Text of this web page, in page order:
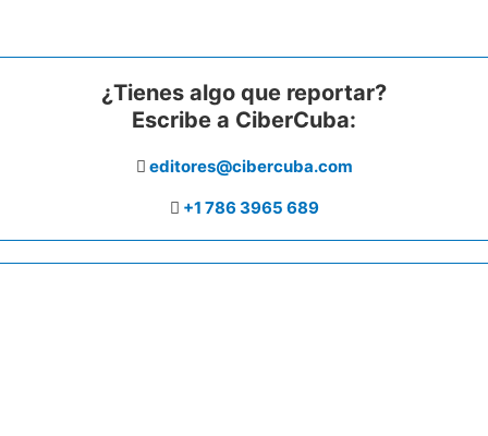
¿Tienes algo que reportar?
Escribe a CiberCuba:
editores@cibercuba.com
+1 786 3965 689